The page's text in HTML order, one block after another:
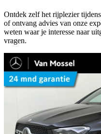
Ontdek zelf het rijplezier
of ontvang advies van onze
weten waar je interesse naar
vragen.